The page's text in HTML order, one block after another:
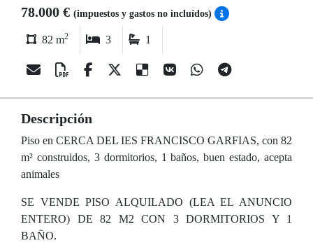
78.000 € (impuestos y gastos no incluídos)
82 m2 3 1
Descripción
Piso en CERCA DEL IES FRANCISCO GARFIAS, con 82
m² construidos, 3 dormitorios, 1 baños, buen estado, acepta
animales
SE VENDE PISO ALQUILADO (LEA EL ANUNCIO
ENTERO) DE 82 M2 CON 3 DORMITORIOS Y 1
BAÑO.